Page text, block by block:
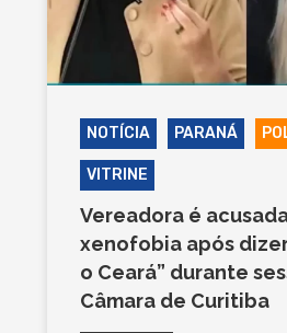
NOTÍCIA PARANÁ
VITRINE
Vereadora é
xenofobia após
o Ceará” durante
Câmara de Curitiba